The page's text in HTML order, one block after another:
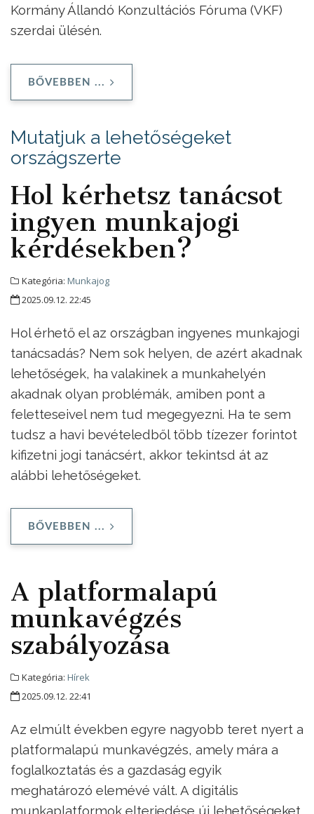
Kormány Állandó Konzultációs Fóruma (VKF)
szerdai ülésén.
BŐVEBBEN ...
Mutatjuk a lehetőségeket
országszerte
Hol kérhetsz tanácsot
ingyen munkajogi
kérdésekben?
Kategória: Munkajog
2025.09.12. 22:45
Hol érhető el az országban ingyenes munkajogi
tanácsadás? Nem sok helyen, de azért akadnak
lehetőségek, ha valakinek a munkahelyén
akadnak olyan problémák, amiben pont a
feletteseivel nem tud megegyezni. Ha te sem
tudsz a havi bevételedből több tízezer forintot
kifizetni jogi tanácsért, akkor tekintsd át az
alábbi lehetőségeket.
BŐVEBBEN ...
A platformalapú
munkavégzés
szabályozása
Kategória: Hírek
2025.09.12. 22:41
Az elmúlt években egyre nagyobb teret nyert a
platformalapú munkavégzés, amely mára a
foglalkoztatás és a gazdaság egyik
meghatározó elemévé vált. A digitális
munkaplatformok elterjedése új lehetőségeket